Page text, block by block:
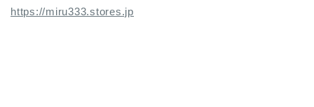
https://miru333.stores.jp